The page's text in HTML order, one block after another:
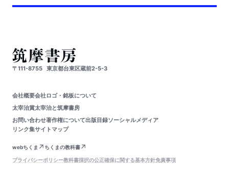
〒111-8755 東京都台東区蔵前2-5-3
会社概要会社ロゴ・銘板について
太宰治賞太宰治と筑摩書房
お問い合わせ著作権について出版目録ソーシャルメディア
リンク集サイトマップ
webちくま
ちくまの教科書
プライバシーポリシー教科書採択の公正確保に関する基本方針免責事項